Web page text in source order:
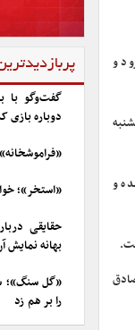
و
یکشنبه
و
گفت‌وگو با
دوباره بازی
«استخر»؛
حقایقی
بهانه نمایش
«گل سنگ»؛
را بر هم زد